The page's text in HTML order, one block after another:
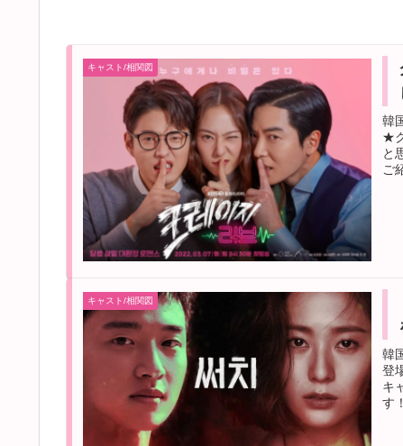
キャスト/相関図
韓
★
と
ご
キャスト/相関図
韓
登
キ
す